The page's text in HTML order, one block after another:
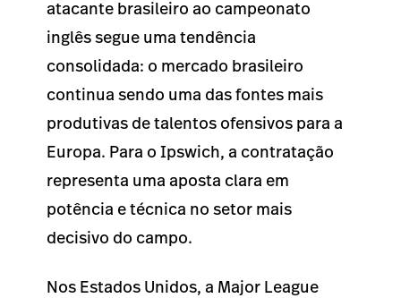
atacante brasileiro ao campeonato
inglês segue uma tendência
consolidada: o mercado brasileiro
continua sendo uma das fontes mais
produtivas de talentos ofensivos para a
Europa. Para o Ipswich, a contratação
representa uma aposta clara em
potência e técnica no setor mais
decisivo do campo.
Nos Estados Unidos, a Major League